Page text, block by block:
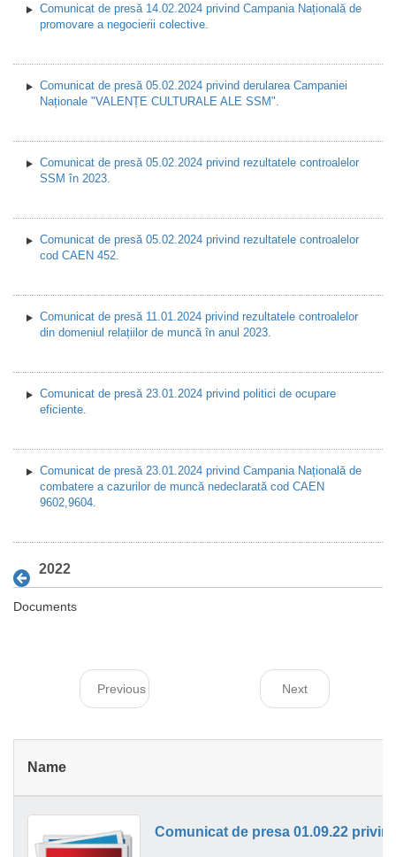
Comunicat de presă 14.02.2024 privind Campania Națională de
promovare a negocierii colective.
Comunicat de presă 05.02.2024 privind derularea Campaniei
Naționale "VALENȚE CULTURALE ALE SSM".
Comunicat de presă 05.02.2024 privind rezultatele controalelor
SSM în 2023.
Comunicat de presă 05.02.2024 privind rezultatele controalelor
cod CAEN 452.
Comunicat de presă 11.01.2024 privind rezultatele controalelor
din domeniul relațiilor de muncă în anul 2023.
Comunicat de presă 23.01.2024 privind politici de ocupare
eficiente.
Comunicat de presă 23.01.2024 privind Campania Națională de
combatere a cazurilor de muncă nedeclarată cod CAEN
9602,9604.
2022
Documents
Previous Next
Name